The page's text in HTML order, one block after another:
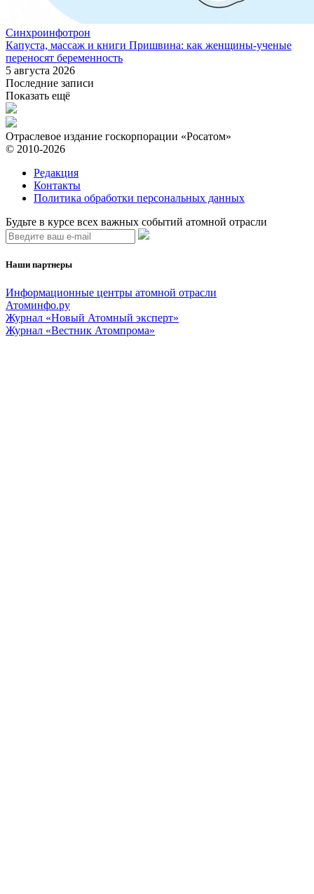
Синхроинфотрон
Капуста, массаж и книги Пришвина: как женщины-ученые
переносят беременность
5 августа 2026
Последние записи
Показать ещё
Отраслевое издание госкорпорации «Росатом»
© 2010-2026
Редакция
Контакты
Политика обработки персональных данных
Будьте в курсе всех важных событий атомной отрасли
Наши партнеры
Информационные центры атомной отрасли
Атоминфо.ру
Журнал «Новый Атомный эксперт»
Журнал «Вестник Атомпрома»